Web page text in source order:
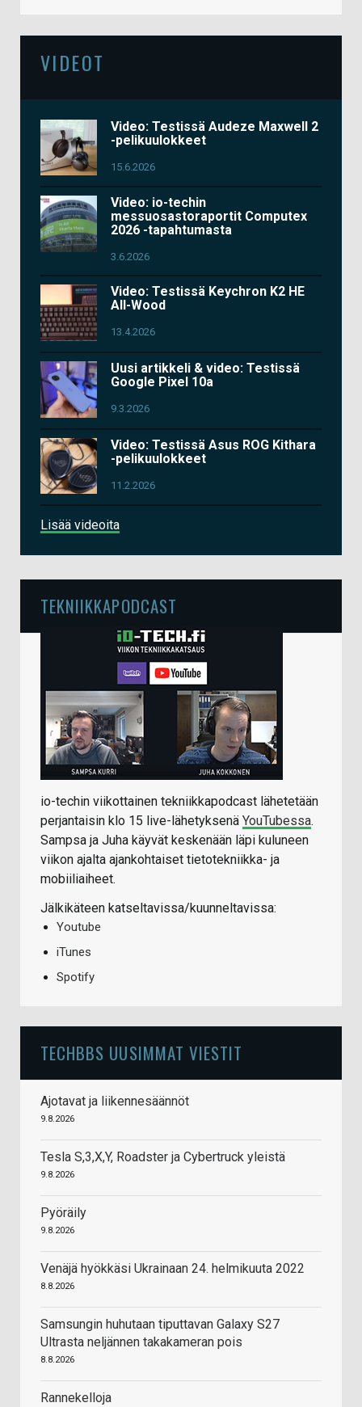
VIDEOT
Video: Testissä Audeze Maxwell 2
-pelikuulokkeet
15.6.2026
Video: io-techin
messuosastoraportit Computex
2026 -tapahtumasta
3.6.2026
Video: Testissä Keychron K2 HE
All-Wood
13.4.2026
Uusi artikkeli & video: Testissä
Google Pixel 10a
9.3.2026
Video: Testissä Asus ROG Kithara
-pelikuulokkeet
11.2.2026
Lisää videoita
TEKNIIKKAPODCAST
io-techin viikottainen tekniikkapodcast lähetetään
perjantaisin klo 15 live-lähetyksenä YouTubessa.
Sampsa ja Juha käyvät keskenään läpi kuluneen
viikon ajalta ajankohtaiset tietotekniikka- ja
mobiiliaiheet.
Jälkikäteen katseltavissa/kuunneltavissa:
Youtube
iTunes
Spotify
TECHBBS UUSIMMAT VIESTIT
Ajotavat ja liikennesäännöt
9.8.2026
Tesla S,3,X,Y, Roadster ja Cybertruck yleistä
9.8.2026
Pyöräily
9.8.2026
Venäjä hyökkäsi Ukrainaan 24. helmikuuta 2022
8.8.2026
Samsungin huhutaan tiputtavan Galaxy S27
Ultrasta neljännen takakameran pois
8.8.2026
Rannekelloja